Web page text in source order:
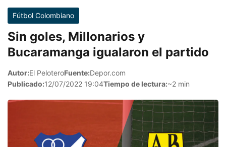
Fútbol Colombiano
Sin goles, Millonarios y
Bucaramanga igualaron el partido
Autor:El PeloteroFuente:Depor.com
Publicado:12/07/2022 19:04Tiempo de lectura:~2 min